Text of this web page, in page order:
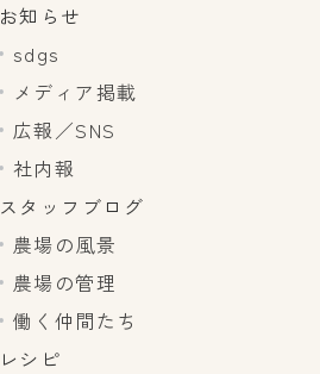
お知らせ
sdgs
メディア掲載
広報／SNS
社内報
スタッフブログ
農場の風景
農場の管理
働く仲間たち
レシピ